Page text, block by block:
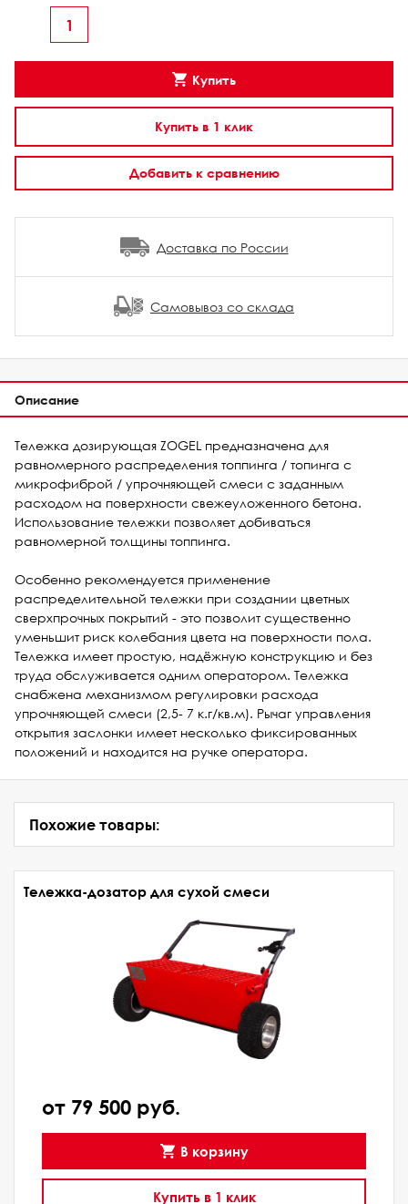
Купить
Купить в 1 клик
Добавить к сравнению
Доставка по России
Самовывоз со склада
Описание
Тележка дозирующая ZOGEL предназначена для
равномерного распределения топпинга / топинга с
микрофиброй / упрочняющей смеси с заданным
расходом на поверхности свежеуложенного бетона.
Использование тележки позволяет добиваться
равномерной толщины топпинга.
Особенно рекомендуется применение
распределительной тележки при создании цветных
сверхпрочных покрытий - это позволит существенно
уменьшит риск колебания цвета на поверхности пола.
Тележка имеет простую, надёжную конструкцию и без
труда обслуживается одним оператором. Тележка
снабжена механизмом регулировки расхода
упрочняющей смеси (2,5- 7 к.г/кв.м). Рычаг управления
открытия заслонки имеет несколько фиксированных
положений и находится на ручке оператора.
Похожие товары:
Тележка-дозатор для сухой смеси
от 79 500 руб.
В корзину
Купить в 1 клик